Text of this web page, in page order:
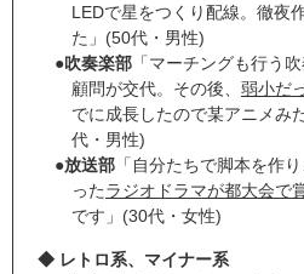
LEDで星をつくり配線。徹夜
た」(50代・男性)
●吹奏楽部 「マーチングも行う
顧問が交代。その後、 弱小だ
でに成長したので某アニメみ
代・男性)
●放送部 「自分たちで脚本を作
ったラジオドラマが都大会で
です」(30代・女性)
◆ レトロ系、マイナー系